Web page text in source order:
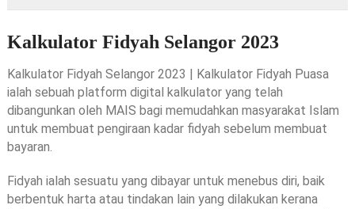
Kalkulator Fidyah Selangor 2023
Kalkulator Fidyah Selangor 2023 | Kalkulator Fidyah Puasa
ialah sebuah platform digital kalkulator yang telah
dibangunkan oleh MAIS bagi memudahkan masyarakat Islam
untuk membuat pengiraan kadar fidyah sebelum membuat
bayaran.
Fidyah ialah sesuatu yang dibayar untuk menebus diri, baik
berbentuk harta atau tindakan lain yang dilakukan kerana